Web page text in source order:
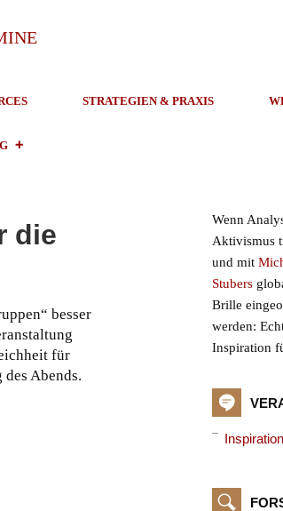
STRATEGIEN & PRAXIS
die
besser
für
Abends.
Wenn
Aktivismus
und mit
Stubers
Brille
werden:
Inspiration